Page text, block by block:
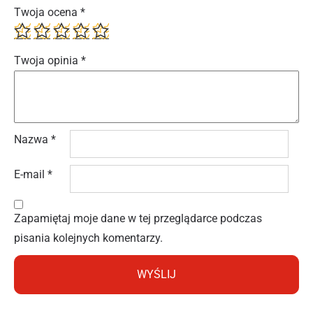
Twoja ocena *
Twoja opinia *
Nazwa *
E-mail *
Zapamiętaj moje dane w tej przeglądarce podczas
pisania kolejnych komentarzy.